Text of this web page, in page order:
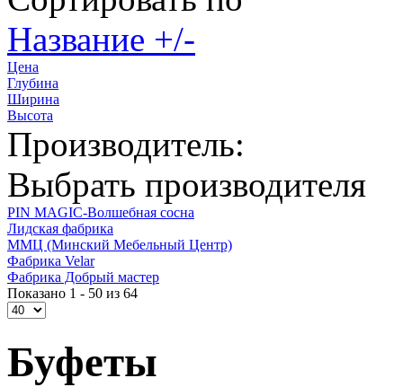
Название +/-
Цена
Глубина
Ширина
Высота
Производитель:
Выбрать производителя
PIN MAGIС-Волшебная сосна
Лидская фабрика
ММЦ (Минский Мебельный Центр)
Фабрика Velar
Фабрика Добрый мастер
Показано 1 - 50 из 64
Буфеты